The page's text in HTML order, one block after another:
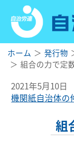
ホーム 発行物
組合の力で定
2021年5月10日
機関紙自治体の
組